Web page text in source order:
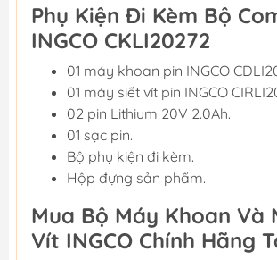
Phụ Kiện Đi Kèm Bộ
INGCO CKLI20272
01 máy khoan pin INGCO
01 máy siết vít pin INGCO
02 pin Lithium 20V 2.0Ah.
01 sạc pin.
Bộ phụ kiện đi kèm.
Hộp đựng sản phẩm.
Mua Bộ Máy Khoan Và
Vít INGCO Chính Hãng